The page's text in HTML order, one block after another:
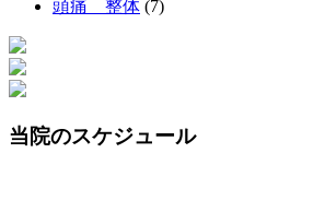
頭痛 整体 (7)
当院のスケジュール